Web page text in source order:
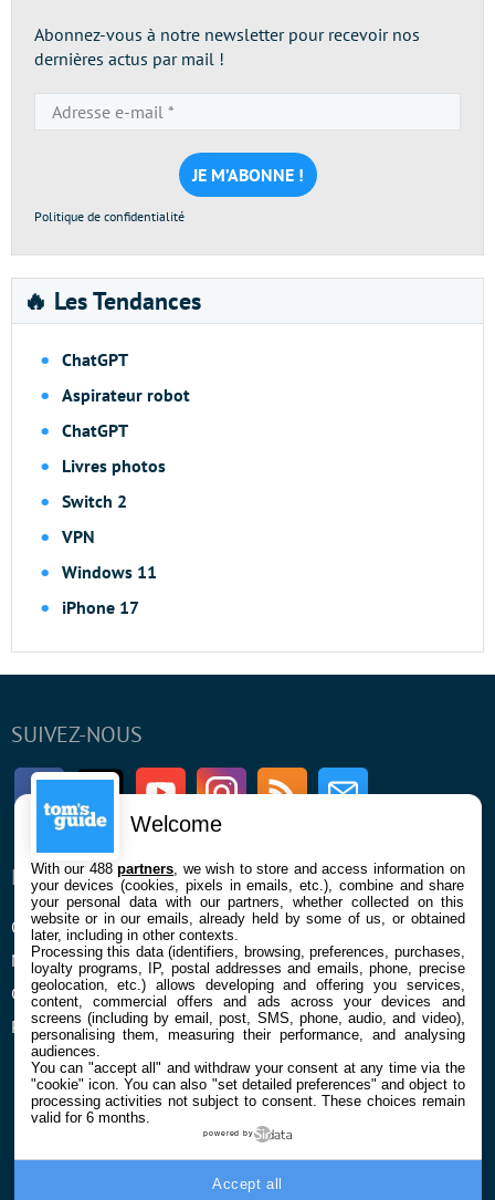
Abonnez-vous à notre newsletter pour recevoir nos
dernières actus par mail !
e-
mail
*
Politique de confidentialité
🔥 Les Tendances
ChatGPT
Aspirateur robot
ChatGPT
Livres photos
Switch 2
VPN
Windows 11
iPhone 17
SUIVEZ-NOUS
FacebookTwitter Youtube InstagramRSS Newsletter
ENTREPRISE
Qui sommes nous
Mentions légales et CGU
Confidentialité et Cookies
Préférences cookies
À PROPOS
La rédaction
Contact
Welcome
With our 488partners , we wish to store and access information on
your devices (cookies, pixels in emails, etc.), combine and share
your personal data with our partners, whether collected on this
website or in our emails, already held by some of us, or obtained
later, including in other contexts.
Processing this data (identifiers, browsing, preferences, purchases,
loyalty programs, IP, postal addresses and emails, phone, precise
geolocation, etc.) allows developing and offering you services,
content, commercial offers and ads across your devices and
screens (including by email, post, SMS, phone, audio, and video),
personalising them, measuring their performance, and analysing
audiences.
You can "accept all" and withdraw your consent at any time via the
"cookie" icon. You can also "set detailed preferences" and object to
processing activities not subject to consent. These choices remain
valid for 6 months.
powered by
Accept all